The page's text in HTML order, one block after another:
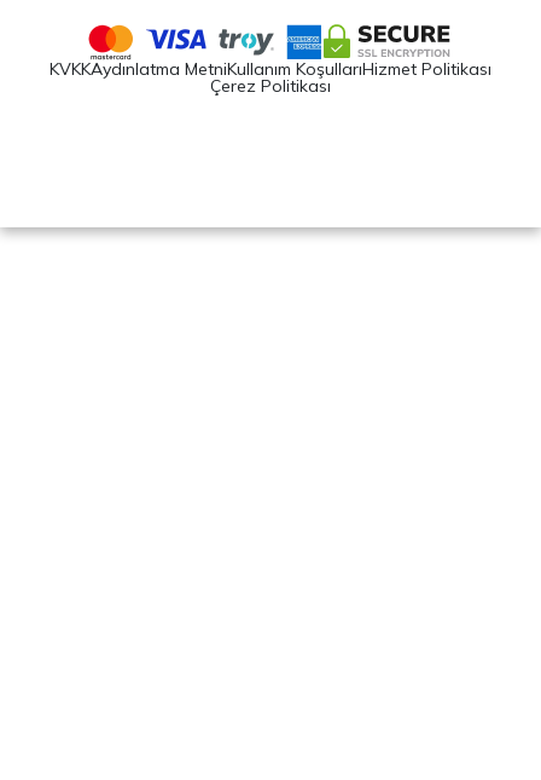
KVKKAydınlatma MetniKullanım KoşullarıHizmet Politikası
Çerez Politikası